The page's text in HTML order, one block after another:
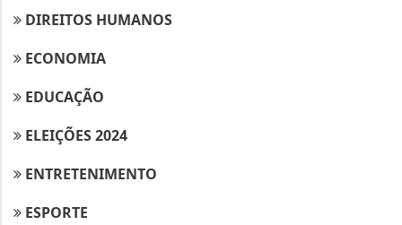
DIREITOS HUMANOS
ECONOMIA
EDUCAÇÃO
ELEIÇÕES 2024
ENTRETENIMENTO
ESPORTE